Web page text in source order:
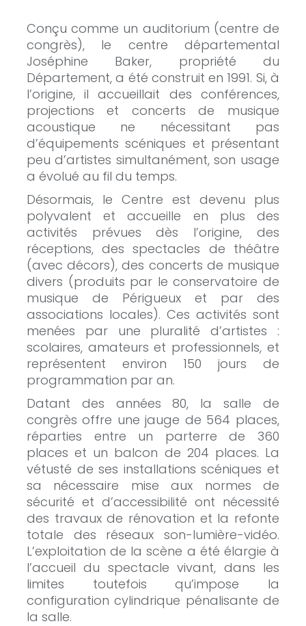
Conçu comme un auditorium (centre de
congrès), le centre départemental
Joséphine Baker, propriété du
Département, a été construit en 1991. Si, à
l’origine, il accueillait des conférences,
projections et concerts de musique
acoustique ne nécessitant pas
d’équipements scéniques et présentant
peu d’artistes simultanément, son usage
a évolué au fil du temps.
Désormais, le Centre est devenu plus
polyvalent et accueille en plus des
activités prévues dès l’origine, des
réceptions, des spectacles de théâtre
(avec décors), des concerts de musique
divers (produits par le conservatoire de
musique de Périgueux et par des
associations locales). Ces activités sont
menées par une pluralité d’artistes :
scolaires, amateurs et professionnels, et
représentent environ 150 jours de
programmation par an.
Datant des années 80, la salle de
congrès offre une jauge de 564 places,
réparties entre un parterre de 360
places et un balcon de 204 places. La
vétusté de ses installations scéniques et
sa nécessaire mise aux normes de
sécurité et d’accessibilité ont nécessité
des travaux de rénovation et la refonte
totale des réseaux son-lumière-vidéo.
L’exploitation de la scène a été élargie à
l’accueil du spectacle vivant, dans les
limites toutefois qu’impose la
configuration cylindrique pénalisante de
la salle.